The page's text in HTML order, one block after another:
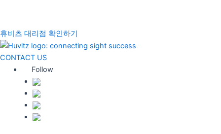
휴비츠 대리점 확인하기
CONTACT US
Follow